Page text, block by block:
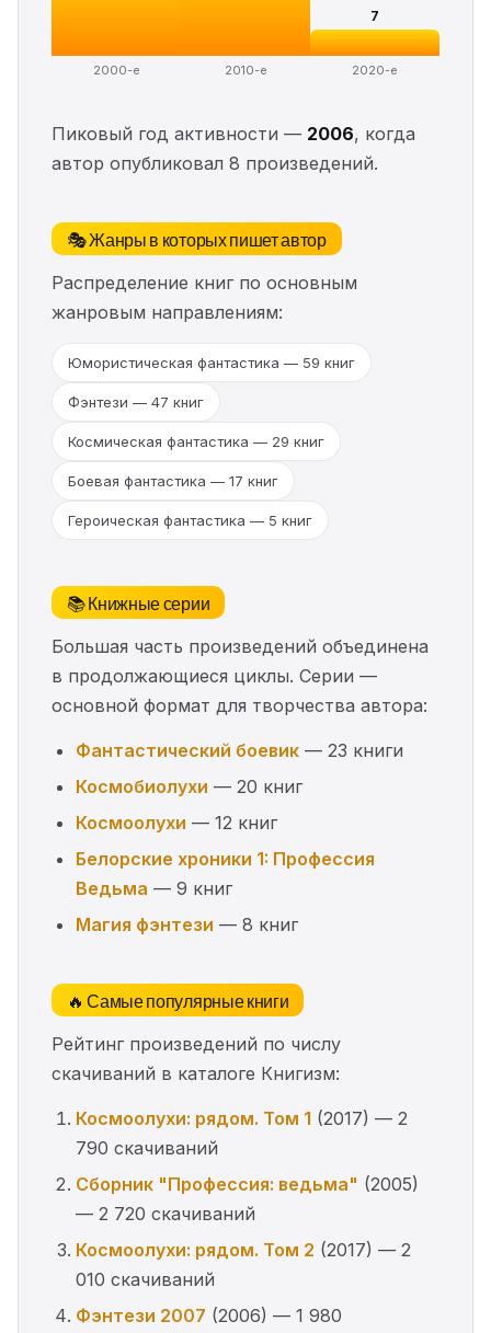
2000-е 2010-е
7
2020-е
Пиковый год активности — 2006, когда
автор опубликовал 8 произведений.
🎭 Жанры в которых пишет автор
Распределение книг по основным
жанровым направлениям:
Юмористическая фантастика — 59 книг
Фэнтези — 47 книг
Космическая фантастика — 29 книг
Боевая фантастика — 17 книг
Героическая фантастика — 5 книг
📚 Книжные серии
Большая часть произведений объединена
в продолжающиеся циклы. Серии —
основной формат для творчества автора:
Фантастический боевик — 23 книги
Космобиолухи — 20 книг
Космоолухи — 12 книг
Белорские хроники 1: Профессия
Ведьма — 9 книг
Магия фэнтези — 8 книг
🔥 Самые популярные книги
Рейтинг произведений по числу
скачиваний в каталоге Книгизм:
Космоолухи: рядом. Том 1 (2017) — 2
790 скачиваний
Сборник "Профессия: ведьма" (2005)
— 2 720 скачиваний
Космоолухи: рядом. Том 2 (2017) — 2
010 скачиваний
Фэнтези 2007 (2006) — 1 980